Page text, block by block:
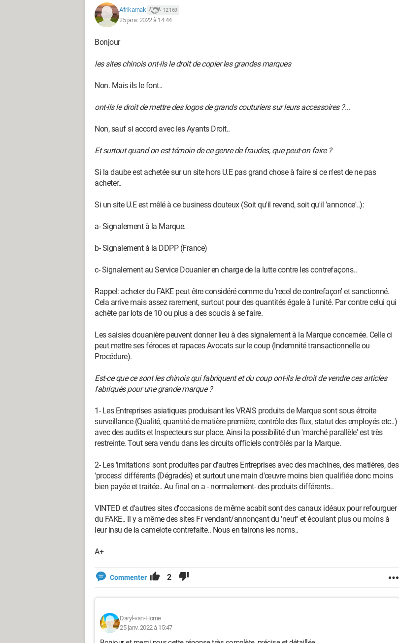
Afrikarnak 12 169
25 janv. 2022 à 14:44
Bonjour
les sites chinois ont-ils le droit de copier les grandes marques
Non. Mais ils le font..
ont-ils le droit de mettre des logos de grands couturiers sur leurs accessoires ?...
Non, sauf si accord avec les Ayants Droit..
Et surtout quand on est témoin de ce genre de fraudes, que peut-on faire ?
Si la daube est achetée sur un site hors U.E pas grand chose à faire si ce n'est de ne pas
acheter..
Si un site U.E est mêlé à ce business douteux (Soit qu'il revend, soit qu'il 'annonce'..):
a- Signalement à la Marque.
b- Signalement à la DDPP (France)
c- Signalement au Service Douanier en charge de la lutte contre les contrefaçons..
Rappel: acheter du FAKE peut être considéré comme du 'recel de contrefaçon' et sanctionné.
Cela arrive mais assez rarement, surtout pour des quantités égale à l'unité. Par contre celui qui
achète par lots de 10 ou plus a des soucis à se faire.
Les saisies douanière peuvent donner lieu à des signalement à la Marque concernée. Celle ci
peut mettre ses féroces et rapaces Avocats sur le coup (Indemnité transactionnelle ou
Procédure).
Est-ce que ce sont les chinois qui fabriquent et du coup ont-ils le droit de vendre ces articles
fabriqués pour une grande marque ?
1- Les Entreprises asiatiques produisant les VRAIS produits de Marque sont sous étroite
surveillance (Qualité, quantité de matière première, contrôle des flux, statut des employés etc..)
avec des audits et Inspecteurs sur place. Ainsi la possibilité d'un 'marché parallèle' est très
restreinte. Tout sera vendu dans les circuits officiels contrôlés par la Marque.
2- Les 'imitations' sont produites par d'autres Entreprises avec des machines, des matières, des
'process' différents (Dégradés) et surtout une main d'œuvre moins bien qualifiée donc moins
bien payée et traitée.. Au final on a - normalement- des produits différents..
VINTED et d'autres sites d'occasions de même acabit sont des canaux idéaux pour refourguer
du FAKE.. Il y a même des sites Fr vendant/annonçant du 'neuf' et écoulant plus ou moins à
leur insu de la camelote contrefaite.. Nous en tairons les noms..
A+
Commenter 2
Daryl-van-Horne
25 janv. 2022 à 15:47